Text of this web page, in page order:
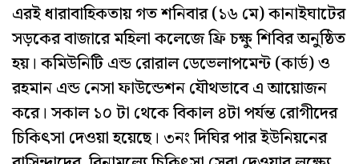
এরই ধারাবাহিকতায় গত শনিবার (১৬ মে) কানাইঘাটের
সড়কের বাজারে মহিলা কলেজে ফ্রি চক্ষু শিবির অনুষ্ঠিত
হয়। কমিউনিটি এন্ড রোরাল ডেভেলাপমেন্ট (কার্ড) ও
রহমান এন্ড নেসা ফাউন্ডেশন যৌথভাবে এ আয়োজন
করে। সকাল ১০ টা থেকে বিকাল ৪টা পর্যন্ত রোগীদের
চিকিৎসা দেওয়া হয়েছে। ৩নং দিঘির পার ইউনিয়নের